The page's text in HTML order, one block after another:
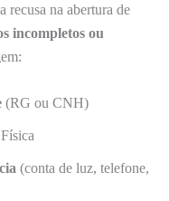
recusa na abertura de
incompletos ou
(RG ou CNH)
(conta de luz, telefone,